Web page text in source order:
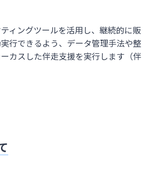
ティングツールを活用し、継続的に販
行できるよう、データ管理手法や整
カスした伴走支援を実行します（伴